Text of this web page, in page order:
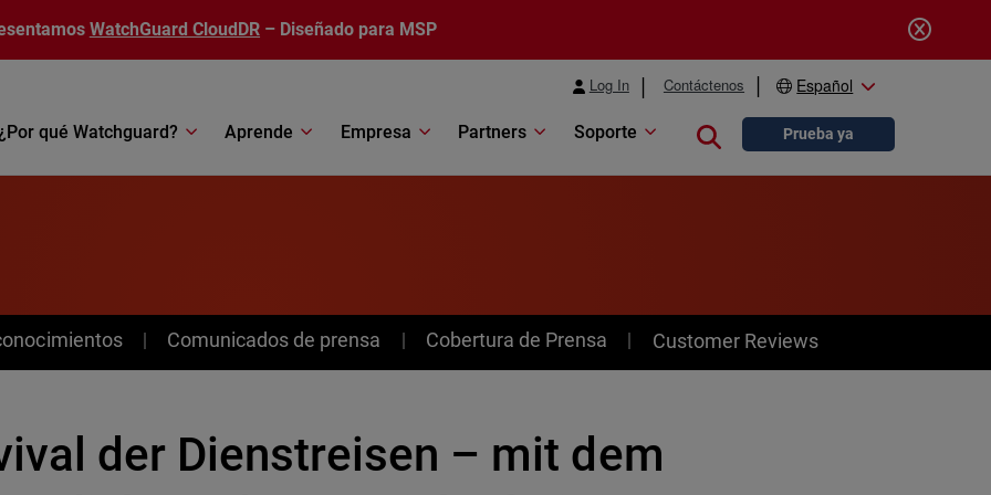
WatchGuard CloudDR – Diseñado para MSP
Log In Contáctenos Español
qué Watchguard? Aprende Empresa Partners Soporte Close searchPrueba ya
Comunicados de prensa Cobertura de Prensa Customer Reviews
der Dienstreisen – mit dem